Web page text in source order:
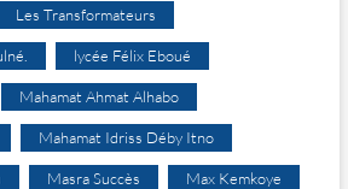
Les Transformateurs
lycée Félix Eboué
Mahamat Ahmat Alhabo
Mahamat Idriss Déby Itno
Masra Succès Max Kemkoye